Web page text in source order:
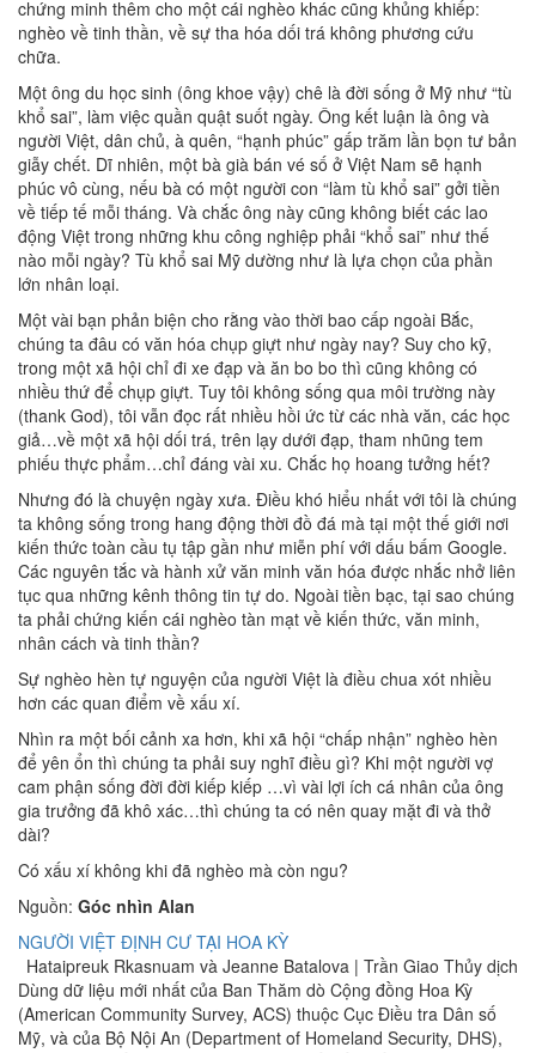
chứng minh thêm cho một cái nghèo khác cũng khủng khiếp:
nghèo về tinh thần, về sự tha hóa dối trá không phương cứu
chữa.
Một ông du học sinh (ông khoe vậy) chê là đời sống ở Mỹ như “tù
khổ sai”, làm việc quần quật suốt ngày. Ông kết luận là ông và
người Việt, dân chủ, à quên, “hạnh phúc” gấp trăm lần bọn tư bản
giẫy chết. Dĩ nhiên, một bà già bán vé số ở Việt Nam sẽ hạnh
phúc vô cùng, nếu bà có một người con “làm tù khổ sai” gởi tiền
về tiếp tế mỗi tháng. Và chắc ông này cũng không biết các lao
động Việt trong những khu công nghiệp phải “khổ sai” như thế
nào mỗi ngày? Tù khổ sai Mỹ dường như là lựa chọn của phần
lớn nhân loại.
Một vài bạn phản biện cho rằng vào thời bao cấp ngoài Bắc,
chúng ta đâu có văn hóa chụp giựt như ngày nay? Suy cho kỹ,
trong một xã hội chỉ đi xe đạp và ăn bo bo thì cũng không có
nhiều thứ để chụp giựt. Tuy tôi không sống qua môi trường này
(thank God), tôi vẫn đọc rất nhiều hồi ức từ các nhà văn, các học
giả…về một xã hội dối trá, trên lạy dưới đạp, tham nhũng tem
phiếu thực phẩm…chỉ đáng vài xu. Chắc họ hoang tưởng hết?
Nhưng đó là chuyện ngày xưa. Điều khó hiểu nhất với tôi là chúng
ta không sống trong hang động thời đồ đá mà tại một thế giới nơi
kiến thức toàn cầu tụ tập gần như miễn phí với dấu bấm Google.
Các nguyên tắc và hành xử văn minh văn hóa được nhắc nhở liên
tục qua những kênh thông tin tự do. Ngoài tiền bạc, tại sao chúng
ta phải chứng kiến cái nghèo tàn mạt về kiến thức, văn minh,
nhân cách và tinh thần?
Sự nghèo hèn tự nguyện của người Việt là điều chua xót nhiều
hơn các quan điểm về xấu xí.
Nhìn ra một bối cảnh xa hơn, khi xã hội “chấp nhận” nghèo hèn
để yên ổn thì chúng ta phải suy nghĩ điều gì? Khi một người vợ
cam phận sống đời đời kiếp kiếp …vì vài lợi ích cá nhân của ông
gia trưởng đã khô xác…thì chúng ta có nên quay mặt đi và thở
dài?
Có xấu xí không khi đã nghèo mà còn ngu?
Nguồn: Góc nhìn Alan
NGƯỜI VIỆT ĐỊNH CƯ TẠI HOA KỲ
Hataipreuk Rkasnuam và Jeanne Batalova | Trần Giao Thủy dịch
Dùng dữ liệu mới nhất của Ban Thăm dò Cộng đồng Hoa Kỳ
(American Community Survey, ACS) thuộc Cục Điều tra Dân số
Mỹ, và của Bộ Nội An (Department of Homeland Security, DHS),